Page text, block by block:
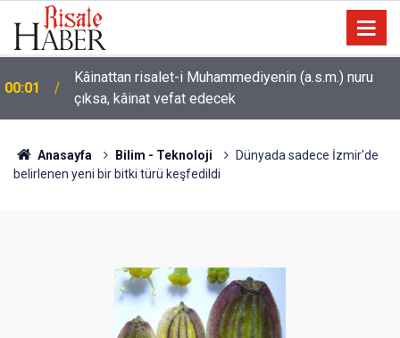
22:35
Sarıkamış ormanları rengarenk kelebeklere ev
sahipliği yapıyor
Anasayfa Bilim - Teknoloji
Dünyada sadece İzmir'de
belirlenen yeni bir bitki türü keşfedildi